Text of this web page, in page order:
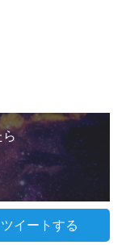
ら
ツイートする